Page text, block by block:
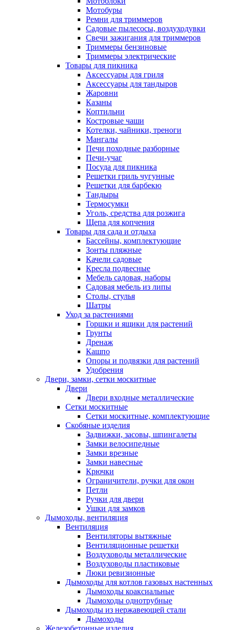
Мотобуры
Ремни для триммеров
Садовые пылесосы, воздуходувки
Свечи зажигания для триммеров
Триммеры бензиновые
Триммеры электрические
Товары для пикника
Аксессуары для гриля
Аксессуары для тандыров
Жаровни
Казаны
Коптильни
Костровые чаши
Котелки, чайники, треноги
Мангалы
Печи походные разборные
Печи-учаг
Посуда для пикника
Решетки гриль чугунные
Решетки для барбекю
Тандыры
Термосумки
Уголь, средства для розжига
Щепа для копчения
Товары для сада и отдыха
Бассейны, комплектующие
Зонты пляжные
Качели садовые
Кресла подвесные
Мебель садовая, наборы
Садовая мебель из липы
Столы, стулья
Шатры
Уход за растениями
Горшки и ящики для растений
Грунты
Дренаж
Кашпо
Опоры и подвязки для растений
Удобрения
Двери, замки, сетки москитные
Двери
Двери входные металлические
Сетки москитные
Сетки москитные, комплектующие
Скобяные изделия
Задвижки, засовы, шпингалеты
Замки велосипедные
Замки врезные
Замки навесные
Крючки
Ограничители, ручки для окон
Петли
Ручки для двери
Ушки для замков
Дымоходы, вентиляция
Вентиляция
Вентиляторы вытяжные
Вентиляционные решетки
Воздуховоды металлические
Воздуховоды пластиковые
Люки ревизионные
Дымоходы для котлов газовых настенных
Дымоходы коаксиальные
Дымоходы однотрубные
Дымоходы из нержавеющей стали
Дымоходы
Железобетонные изделия